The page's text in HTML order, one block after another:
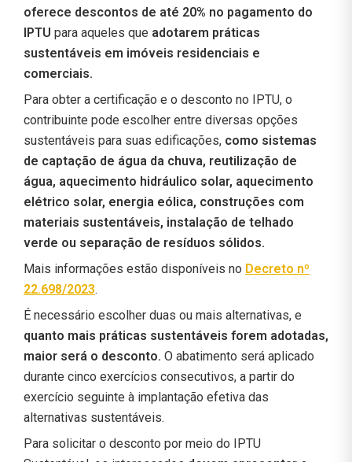
oferece descontos de até 20% no pagamento do
IPTU para aqueles que adotarem práticas
sustentáveis em imóveis residenciais e
comerciais.
Para obter a certificação e o desconto no IPTU, o
contribuinte pode escolher entre diversas opções
sustentáveis para suas edificações, como sistemas
de captação de água da chuva, reutilização de
água, aquecimento hidráulico solar, aquecimento
elétrico solar, energia eólica, construções com
materiais sustentáveis, instalação de telhado
verde ou separação de resíduos sólidos.
Mais informações estão disponíveis no Decreto nº
22.698/2023.
É necessário escolher duas ou mais alternativas, e
quanto mais práticas sustentáveis forem adotadas,
maior será o desconto. O abatimento será aplicado
durante cinco exercícios consecutivos, a partir do
exercício seguinte à implantação efetiva das
alternativas sustentáveis.
Para solicitar o desconto por meio do IPTU